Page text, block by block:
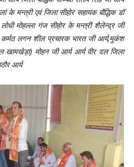
के मन्त्री एवं जिला सीहोर सहायक बौद्धिक डॉ
मोहल्ला गंज सीहोर के मन्त्री शैलेन्द्र जी
लगन शील प्रचारक भारत जी आर्य,मुकंश
खामखेड़ा) मोहन जी आर्य आर्य वीर दल जिला
आर्य